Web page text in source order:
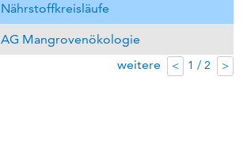
Nährstoffkreisläufe
AG Mangrovenökologie
weitere
< 1 / 2 >